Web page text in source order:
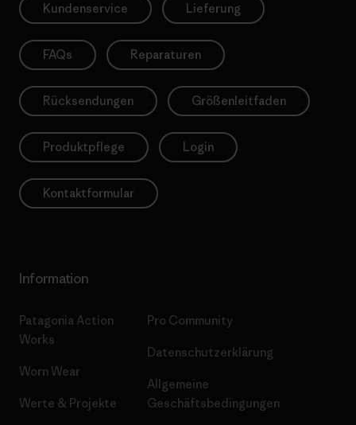
Kundenservice Lieferung
FAQs Reparaturen
Rücksendungen Größenleitfaden
Produktpflege Login
Kontaktformular
Information
Patagonia Action
Works
Worn Wear
Werte & Projekte
Pro Community
Datenschutzerklärung
Allgemeine
Geschäftsbedingungen